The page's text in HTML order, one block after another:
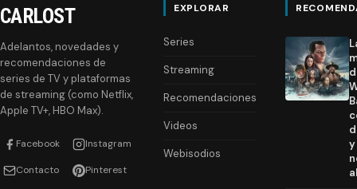
CARLOST
Adelantos, novedades y
recomendaciones de
series de TV y plataformas
de streaming (como Netflix,
Apple TV+, HBO Max).
Facebook Instagram
Contacto Pinterest
EXPLORAR
Series
Streaming
Recomendaciones
Videos
Webisodios
y